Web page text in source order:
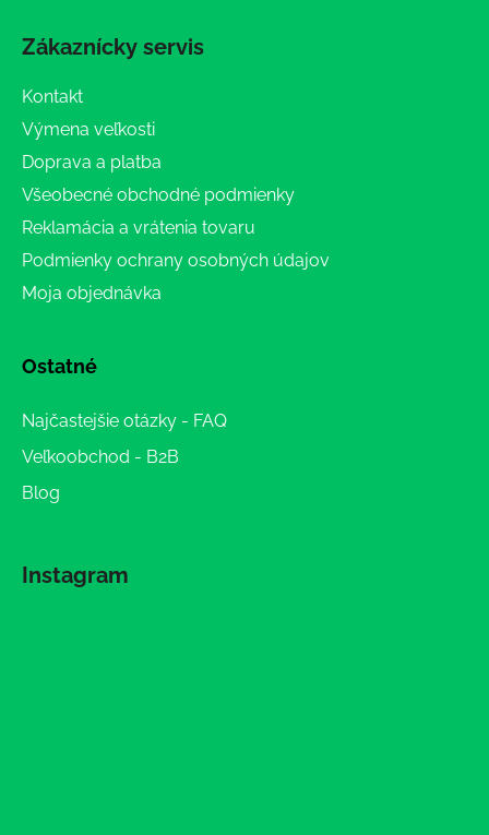
Zákaznícky servis
Kontakt
Výmena veľkosti
Doprava a platba
Všeobecné obchodné podmienky
Reklamácia a vrátenia tovaru
Podmienky ochrany osobných údajov
Moja objednávka
Ostatné
Najčastejšie otázky - FAQ
Veľkoobchod - B2B
Blog
Instagram